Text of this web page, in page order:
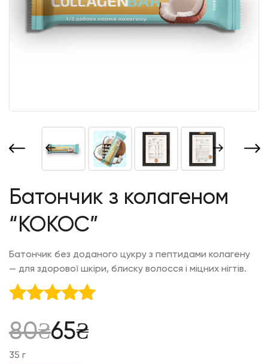
Батончик з колагеном
“КОКОС”
Батончик без доданого цукру з пептидами колагену
— для здорової шкіри, блиску волосся і міцних нігтів.
5.00з 5
80₴
Оригінальна
65₴
Поточна
35 г